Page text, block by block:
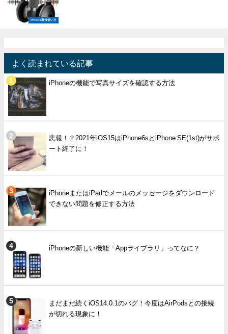
iPhone裏技使い方
よく読まれている記事
iPhoneの機能で写真サイズを確認する方法
悲報！？2021年iOS15はiPhone6sとiPhone SE(1st)がサポ
ート終了に！
iPhoneまたはiPadでメールのメッセージをダウンロード
できない問題を修正する方法
iPhoneの新しい機能「Appライブラリ」ってなに？
まだまだ続くiOS14.0.1のバグ！今度はAirPodsとの接続
が切れる現象に！